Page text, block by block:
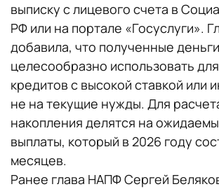
выписку с лицевого счета в
РФ или на портале «Госуслуги».
добавила, что полученные деньги
целесообразно использовать
кредитов с высокой ставкой или
не на текущие нужды. Для
накопления делятся на
выплаты, который в 2026 году
месяцев.
Ранее глава НАПФ Сергей